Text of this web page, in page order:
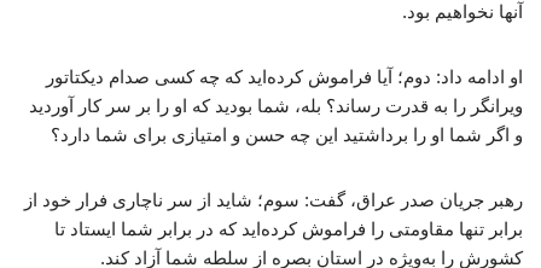
آنها نخواهیم بود.
او ادامه داد: دوم؛ آیا فراموش کرده‌اید که چه کسی صدام دیکتاتور
ویرانگر را به قدرت رساند؟ بله، شما بودید که او را بر سر کار آوردید
و اگر شما او را برداشتید این چه حسن و امتیازی برای شما دارد؟
رهبر جریان صدر عراق، گفت: سوم؛ شاید از سر ناچاری فرار خود از
برابر تنها مقاومتی را فراموش کرده‌اید که در برابر شما ایستاد تا
کشورش را به‌ویژه در استان بصره از سلطه شما آزاد کند.